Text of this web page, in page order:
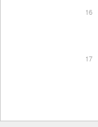
16
17